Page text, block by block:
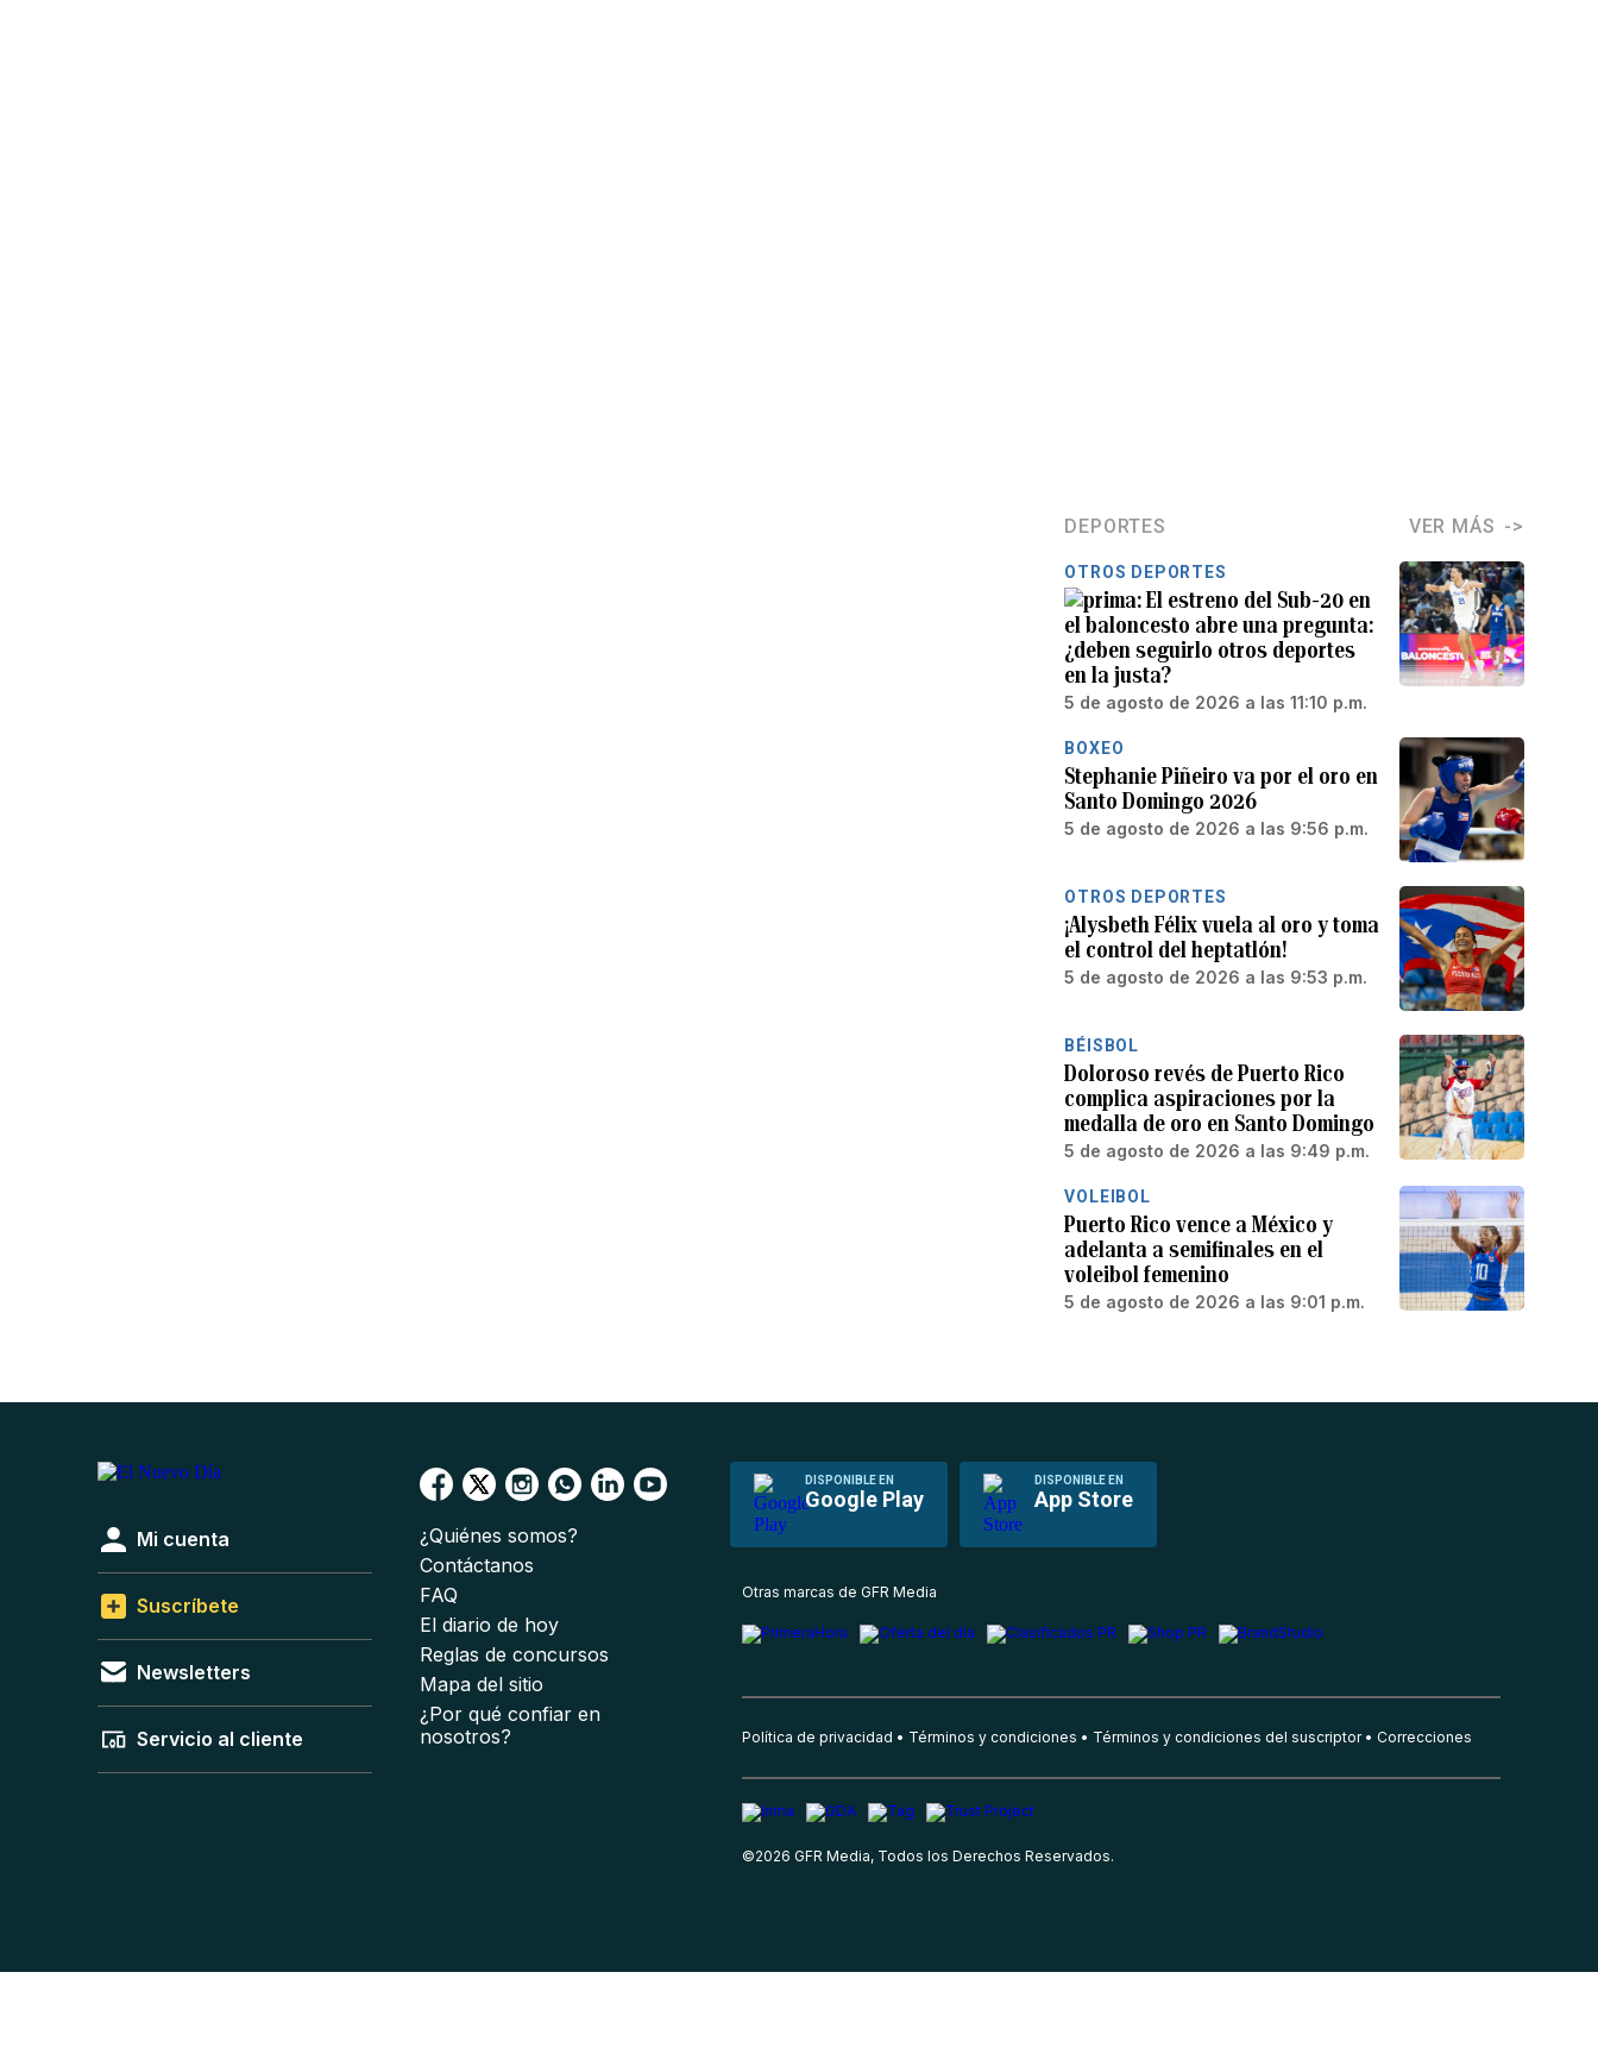
DEPORTES VER MÁS
OTROS DEPORTES
El estreno del Sub-20 en
el baloncesto abre una pregunta:
¿deben seguirlo otros deportes
en la justa?
5 de agosto de 2026 a las 11:10 p.m.
BOXEO
Stephanie Piñeiro va por el oro en
Santo Domingo 2026
5 de agosto de 2026 a las 9:56 p.m.
OTROS DEPORTES
¡Alysbeth Félix vuela al oro y toma
el control del heptatlón!
5 de agosto de 2026 a las 9:53 p.m.
BÉISBOL
Doloroso revés de Puerto Rico
complica aspiraciones por la
medalla de oro en Santo Domingo
5 de agosto de 2026 a las 9:49 p.m.
VOLEIBOL
Puerto Rico vence a México y
adelanta a semifinales en el
voleibol femenino
5 de agosto de 2026 a las 9:01 p.m.
DISPONIBLE EN
Google Play
DISPONIBLE EN
App Store
Mi cuenta
Suscríbete
Newsletters
Servicio al cliente
¿Quiénes somos?
Contáctanos
FAQ
El diario de hoy
Reglas de concursos
Mapa del sitio
¿Por qué confiar en
nosotros?
Otras marcas de GFR Media
Política de privacidad Términos y condiciones Términos y condiciones del suscriptor Correcciones
©2026 GFR Media, Todos los Derechos Reservados.